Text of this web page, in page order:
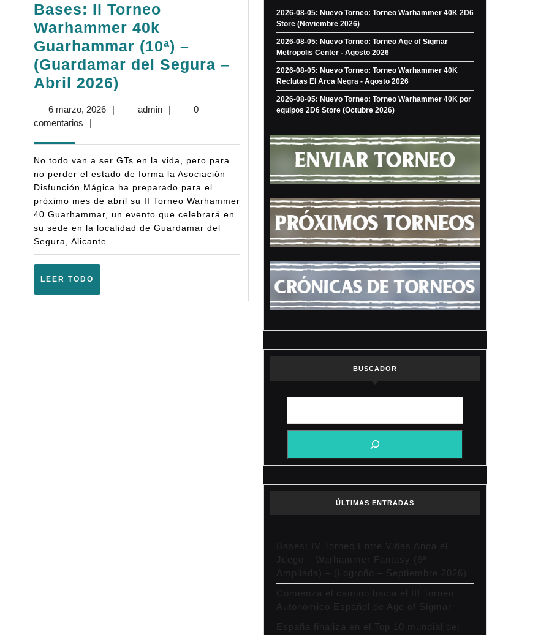
Bases: II Torneo
Warhammer 40k
Guarhammar (10ª) –
(Guardamar del Segura –
Abril 2026)
Torneo
40k
Guarhammar
(10ª)
–
(Guardamar
Abril
6 marzo, 20266
| adminadmin
|
0
comentarios
|
No todo van a ser GTs en la vida, pero para
no perder el estado de forma la Asociación
Disfunción Mágica ha preparado para el
próximo mes de abril su II Torneo Warhammer
40 Guarhammar, un evento que celebrará en
su sede en la localidad de Guardamar del
Segura, Alicante.
LEER TODO
2026-08-05: Nuevo Torneo: Torneo Warhammer 40K 2D6
Store (Noviembre 2026)
2026-08-05: Nuevo Torneo: Torneo Age of Sigmar
Metropolis Center - Agosto 2026
2026-08-05: Nuevo Torneo: Torneo Warhammer 40K
Reclutas El Arca Negra - Agosto 2026
2026-08-05: Nuevo Torneo: Torneo Warhammer 40K por
equipos 2D6 Store (Octubre 2026)
BUSCADOR
ÚLTIMAS ENTRADAS
Bases: IV Torneo Entre Viñas Anda el
Juego – Warhammer Fantasy (6ª
Ampliada) – (Logroño – Septiembre 2026)
Comienza el camino hacia el III Torneo
Autonómico Español de Age of Sigmar
España finaliza en el Top 10 mundial del